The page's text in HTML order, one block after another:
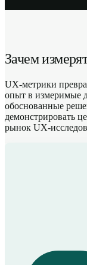
Зачем
UX-метрики
опыт в измеримые
обоснованные
демонстрировать
рынок UX-